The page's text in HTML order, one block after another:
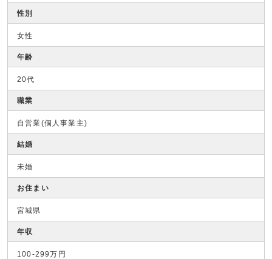
性別
女性
年齢
20代
職業
自営業(個人事業主)
結婚
未婚
お住まい
宮城県
年収
100-299万円